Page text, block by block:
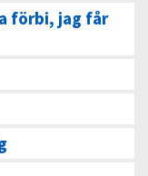
förbi, jag får